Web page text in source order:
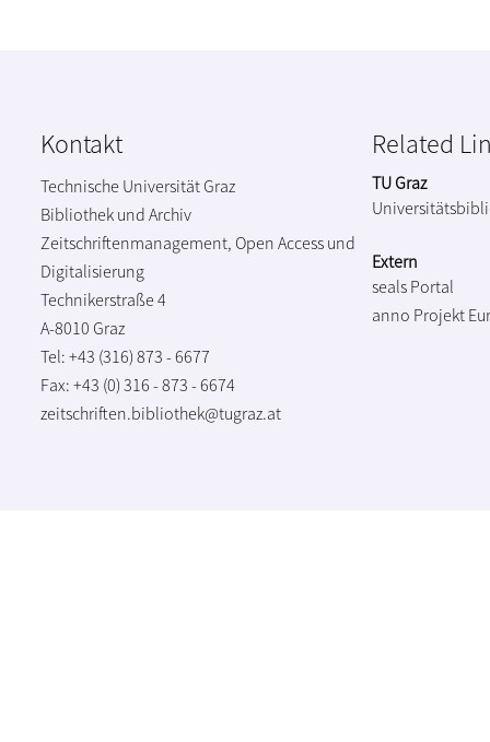
Kontakt
Technische Universität Graz
Bibliothek und Archiv
Zeitschriftenmanagement, Open Access und
Digitalisierung
Technikerstraße 4
A-8010 Graz
Tel: +43 (316) 873 - 6677
Fax: +43 (0) 316 - 873 - 6674
zeitschriften.bibliothek@tugraz.at
Related
TU Graz
Extern
seals Portal
anno Projekt